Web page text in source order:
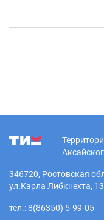
346720, Ростовская
ул.Карла Либкнехта,
тел.: 8(86350) 5-99-05